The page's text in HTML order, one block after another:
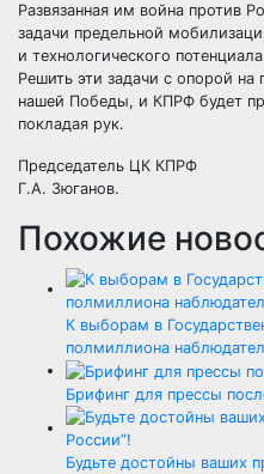
Развязанная им война против
задачи предельной
и технологического
Решить эти задачи с опорой на
нашей Победы, и КПРФ будет
покладая рук.
Председатель ЦК КПРФ
Г.А. Зюганов.
Похожие
К выборам в
полмиллиона
Брифинг для прессы
Будьте достойны ваших